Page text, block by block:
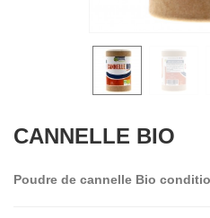
CANNELLE BIO
Poudre de cannelle Bio